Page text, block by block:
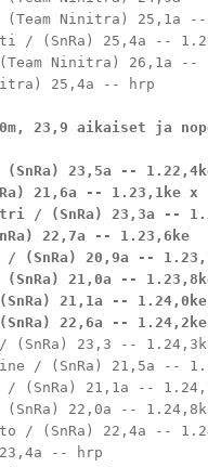
Ninitra) 25,1a
/ (SnRa) 25,4a --
Ninitra) 26,1a --
25,4a -- hrp
23,9 aikaiset ja
23,5a --
21,6a -- 1.23,1ke x
/ (SnRa) 23,3a --
22,7a -- 1.23,6ke
(SnRa) 20,9a --
21,0a --
21,1a -- 1.24,0ke
22,6a -- 1.24,2ke
(SnRa) 23,3 --
/ (SnRa) 21,5a --
(SnRa) 21,1a --
22,0a --
/ (SnRa) 22,4a --
-- hrp